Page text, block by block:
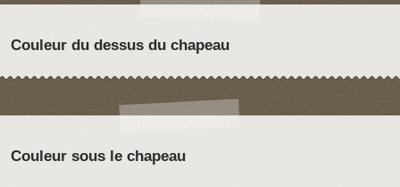
Couleur du dessus du chapeau
Couleur sous le chapeau